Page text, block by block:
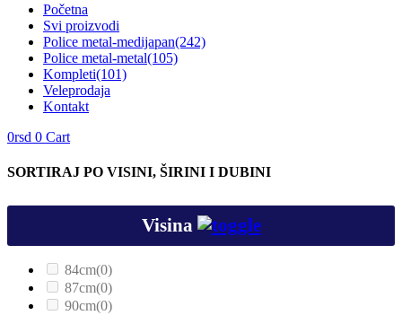
Početna
Svi proizvodi
Police metal-medijapan(242)
Police metal-metal(105)
Kompleti(101)
Veleprodaja
Kontakt
0rsd 0 Cart
SORTIRAJ PO VISINI, ŠIRINI I DUBINI
Visina
84cm(0)
87cm(0)
90cm(0)